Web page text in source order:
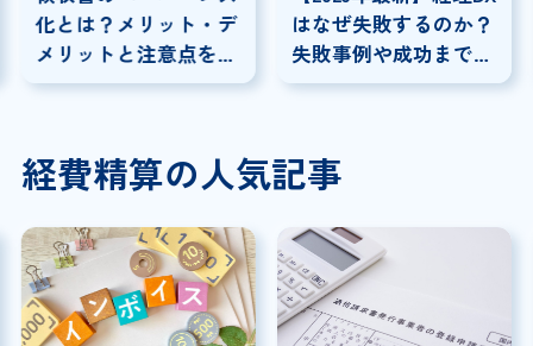
化とは？メリット・デ
メリットと注意点を解
説
はなぜ失敗するのか？
失敗事例や成功までの
ステップを徹底解説
経費精算の人気記事